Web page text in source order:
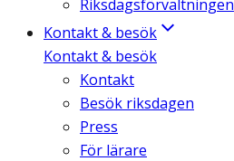
Riksdagsförvaltningen
Kontakt & besök
Kontakt & besök
Kontakt
Besök riksdagen
Press
För lärare